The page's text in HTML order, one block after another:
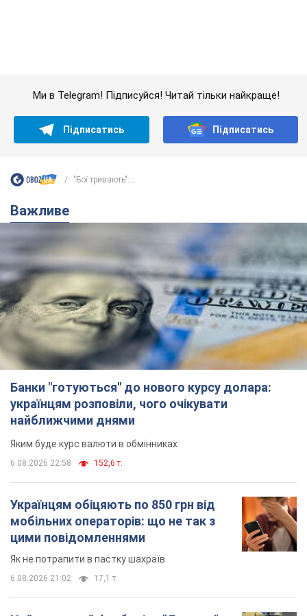
Банки "готуються" до нового курсу долара:
українцям розповіли, чого очікувати
найближчими днями
Яким буде курс валюти в обмінниках
6.08.2026 22:58 152,6 т.
Українцям обіцяють по 850 грн від
мобільних операторів: що не так з
цими повідомленнями
Як не потрапити в пастку шахраїв
6.08.2026 21:02 17,1 т.
Найдорожчий футболіст "Динамо"
забив "Карабаху" вже на 10-й хвилині
матчу. Відео
Поєдинок відбувається в Польщі
6.08.2026 20:48 7,2 т.